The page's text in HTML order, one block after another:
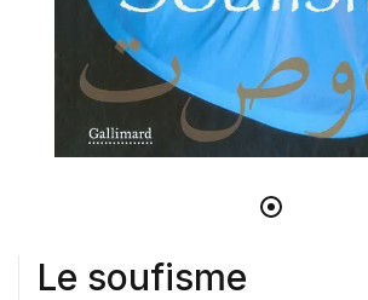
Le soufisme